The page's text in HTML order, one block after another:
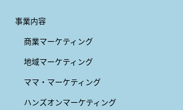
事業内容
商業マーケティング
地域マーケティング
ママ・マーケティング
ハンズオンマーケティング